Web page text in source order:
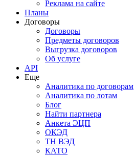
Реклама на сайте
Планы
Договоры
Договоры
Предметы договоров
Выгрузка договоров
Об услуге
API
Еще
Аналитика по договорам
Аналитика по лотам
Блог
Найти партнера
Анкета ЭЦП
ОКЭД
ТН ВЭД
КАТО